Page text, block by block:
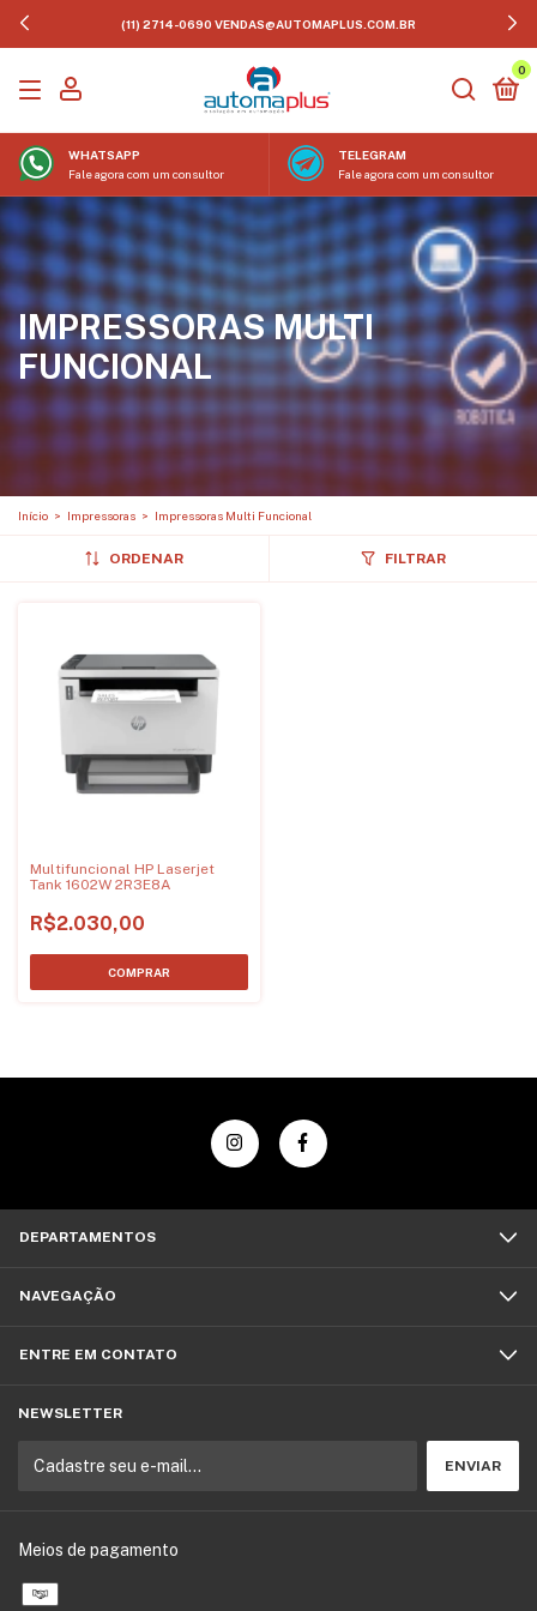
(11) 2714-0690 VENDAS@AUTOMAPLUS.COM.BR
0
WHATSAPP
Fale agora com um consultor
TELEGRAM
Fale agora com um consultor
IMPRESSORAS MULTI
FUNCIONAL
Início > Impressoras > Impressoras Multi Funcional
ORDENAR FILTRAR
Multifuncional HP Laserjet
Tank 1602W 2R3E8A
R$2.030,00
DEPARTAMENTOS
NAVEGAÇÃO
ENTRE EM CONTATO
NEWSLETTER
Meios de pagamento